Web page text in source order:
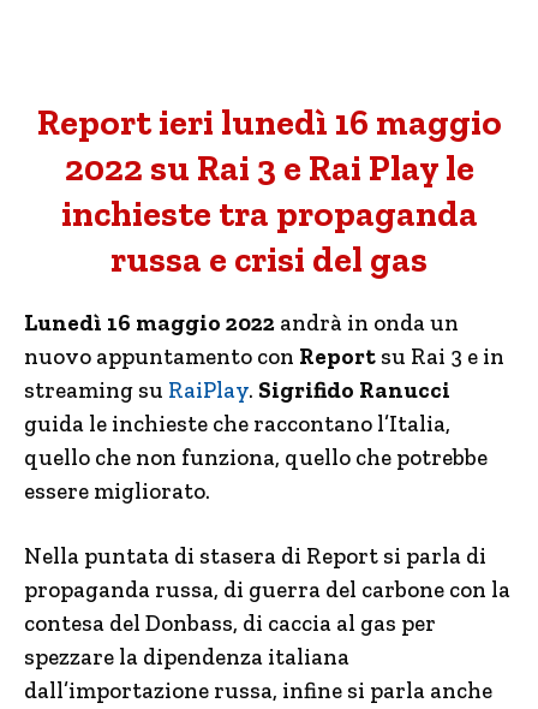
Report ieri lunedì 16 maggio
2022 su Rai 3 e Rai Play le
inchieste tra propaganda
russa e crisi del gas
Lunedì 16 maggio 2022 andrà in onda un
nuovo appuntamento con Report su Rai 3 e in
streaming su RaiPlay. Sigrifido Ranucci
guida le inchieste che raccontano l’Italia,
quello che non funziona, quello che potrebbe
essere migliorato.
Nella puntata di stasera di Report si parla di
propaganda russa, di guerra del carbone con la
contesa del Donbass, di caccia al gas per
spezzare la dipendenza italiana
dall’importazione russa, infine si parla anche